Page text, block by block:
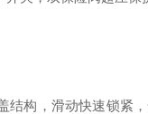
结构，滑动快速锁紧